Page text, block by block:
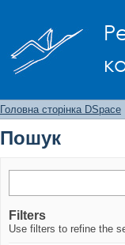
Головна сторінка DSpace
Пошук
Filters
Use filters to refine the